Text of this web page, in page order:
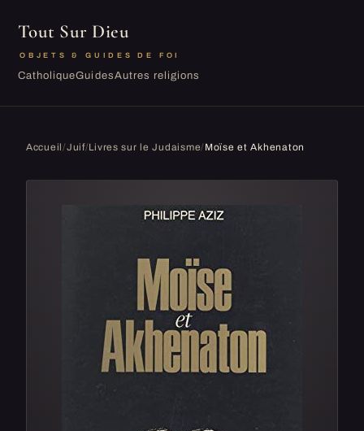
Tout Sur Dieu
OBJETS & GUIDES DE FOI
CatholiqueGuidesAutres religions
Accueil/Juif/Livres sur le Judaisme/ Moïse et Akhenaton